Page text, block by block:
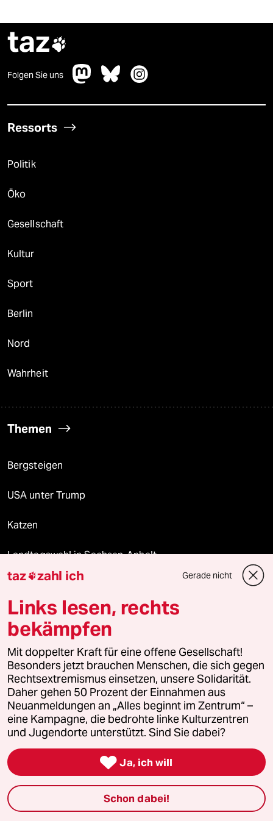
taz
Folgen Sie uns
Ressorts
Politik
Öko
Gesellschaft
Kultur
Sport
Berlin
Nord
Wahrheit
Themen
Bergsteigen
USA unter Trump
Katzen
Landtagswahl in Sachsen-Anhalt
Hitze
Verlag
Aktuelles
Hausblog
Die Seitenwende
Stellen
taz zahl ich Gerade nicht
Links lesen, rechts
bekämpfen
Mit doppelter Kraft für eine offene Gesellschaft!
Besonders jetzt brauchen Menschen, die sich gegen
Rechtsextremismus einsetzen, unsere Solidarität.
Daher gehen 50 Prozent der Einnahmen aus
Neuanmeldungen an „Alles beginnt im Zentrum“ –
eine Kampagne, die bedrohte linke Kulturzentren
und Jugendorte unterstützt. Sind Sie dabei?
 Ja, ich will
Schon dabei!